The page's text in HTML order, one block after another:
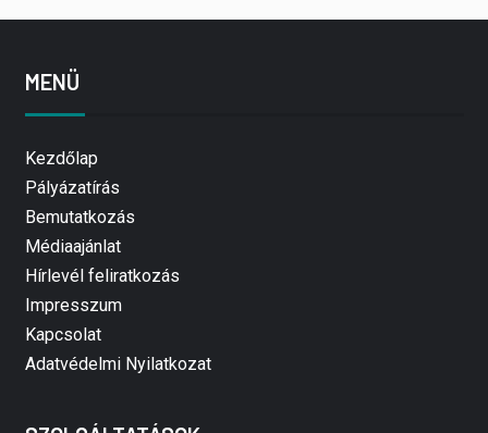
MENÜ
Kezdőlap
Pályázatírás
Bemutatkozás
Médiaajánlat
Hírlevél feliratkozás
Impresszum
Kapcsolat
Adatvédelmi Nyilatkozat